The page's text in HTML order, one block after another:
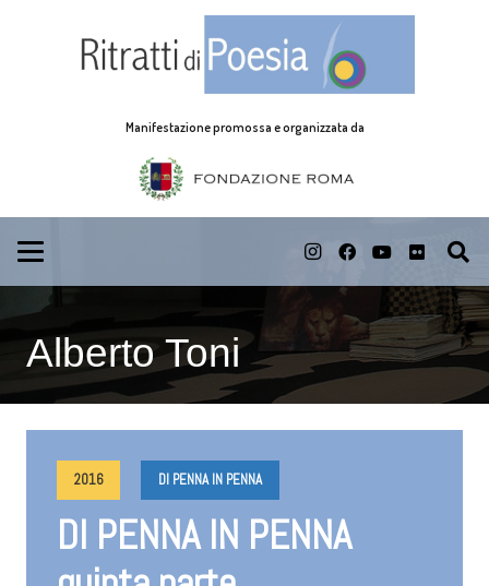
Manifestazione promossa e organizzata da
Alberto Toni
2016 DI PENNA IN PENNA
DI PENNA IN PENNA